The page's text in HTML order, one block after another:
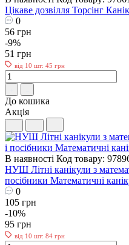
Цікаве дозвілля Торсінг
0
56 грн
-9%
51 грн
від 10 шт: 45 грн
До кошика
Акція
В наявності Код товару:
НУШ Літні канікули з
посiбники Математичні
0
105 грн
-10%
95 грн
від 10 шт: 84 грн